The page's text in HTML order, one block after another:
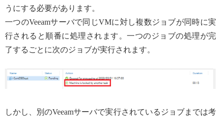
うにする必要があります。
一つのVeeamサーバで同じVMに対し複数ジョブが同時に実
行されると順番に処理されます。一つのジョブの処理が完
了するごとに次のジョブが実行されます。
しかし、別のVeeamサーバで実行されているジョブまでは考